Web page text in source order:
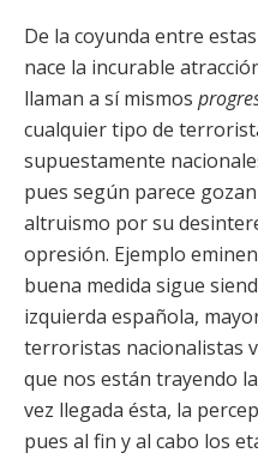
De la coyunda entre
nace la incurable
llaman a sí mismos
cualquier tipo de
supuestamente
pues según parece
altruismo por su
opresión. Ejemplo
buena medida sigue
izquierda española,
terroristas nacionalistas
que nos están trayendo
vez llegada ésta, la
pues al fin y al cabo los